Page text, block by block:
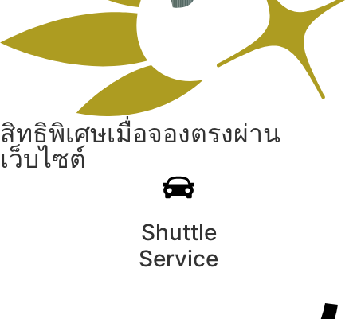
สิทธิพิเศษเมื่อจองตรงผ่าน
เว็บไซต์
Shuttle
Service